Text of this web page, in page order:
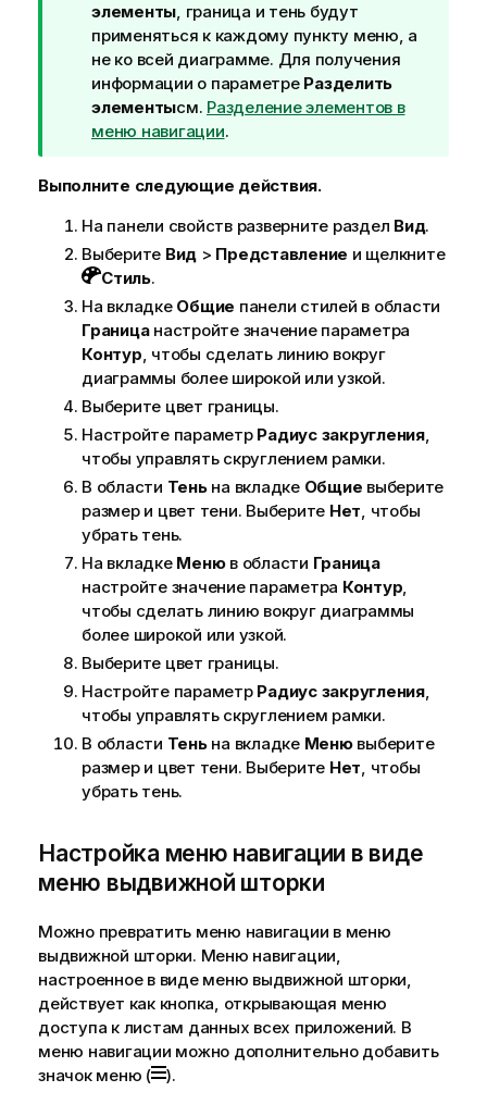
р
и
м
е
ч
а
и
к
п
о
д
с
к
а
к
е
элементы, граница и тень будут
применяться к каждому пункту меню, а
не ко всей диаграмме. Для получения
информации о параметре Разделить
элементысм. Разделение элементов в
меню навигации.
Выполните следующие действия.
На панели свойств разверните раздел Вид.
Выберите Вид > Представление и щелкните
Стиль.
На вкладке Общие панели стилей в области
Границанастройте значение параметра
Контур, чтобы сделать линию вокруг
диаграммы более широкой или узкой.
Выберите цвет границы.
Настройте параметр Радиус закругления,
чтобы управлять скруглением рамки.
В области Теньна вкладке Общие выберите
размер и цвет тени. Выберите Нет, чтобы
убрать тень.
На вкладке Менюв области Граница
настройте значение параметра Контур,
чтобы сделать линию вокруг диаграммы
более широкой или узкой.
Выберите цвет границы.
Настройте параметр Радиус закругления,
чтобы управлять скруглением рамки.
В области Теньна вкладке Менювыберите
размер и цвет тени. Выберите Нет, чтобы
убрать тень.
Настройка меню навигации в виде
меню выдвижной шторки
Можно превратить меню навигации в меню
выдвижной шторки. Меню навигации,
настроенное в виде меню выдвижной шторки,
действует как кнопка, открывающая меню
доступа к листам данных всех приложений. В
меню навигации можно дополнительно добавить
значок меню (
).